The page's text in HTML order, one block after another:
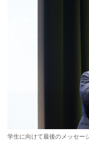
学生に向けて最後のメッセー